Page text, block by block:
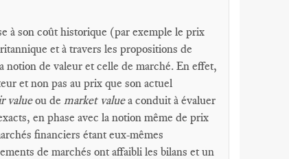
à son coût historique (par exemple le prix
et à travers les propositions de
notion de valeur et celle de marché. En effet,
et non pas au prix que son actuel
valueou de market valuea conduit à évaluer
en phase avec la notion même de prix
financiers étant eux-mêmes
de marchés ont affaibli les bilans et un